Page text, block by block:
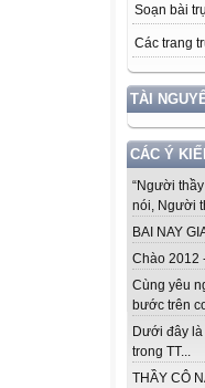
Soạn bài
Các trang
TÀI
CÁC Ý
“Người
nói, Người
BAI NAY
Chào 2012
Cùng yêu
bước trên
Dưới đây
trong TT...
THẦY CÔ